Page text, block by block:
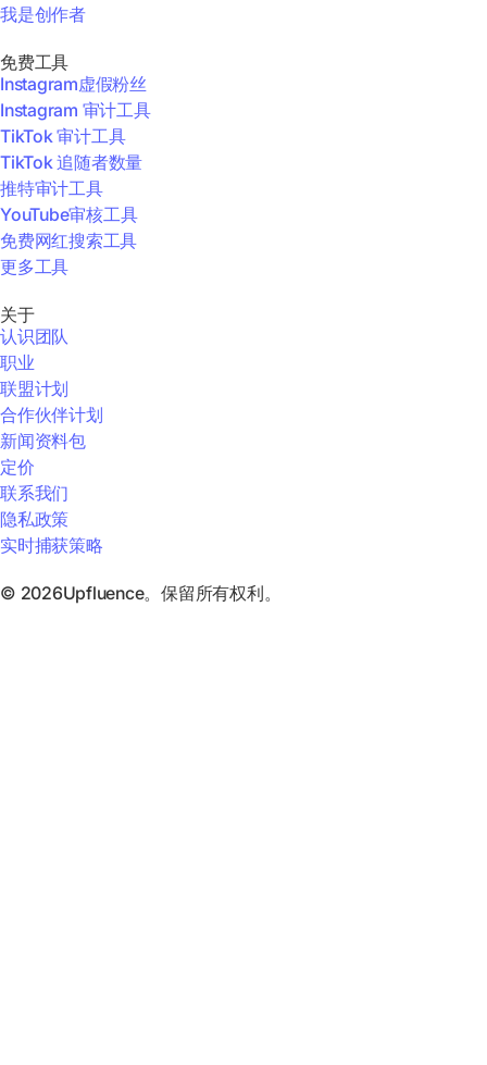
我是创作者
免费工具
Instagram虚假粉丝
Instagram 审计工具
TikTok 审计工具
TikTok 追随者数量
推特审计工具
YouTube审核工具
免费网红搜索工具
更多工具
关于
认识团队
职业
联盟计划
合作伙伴计划
新闻资料包
定价
联系我们
隐私政策
实时捕获策略
© 2026Upfluence。保留所有权利。